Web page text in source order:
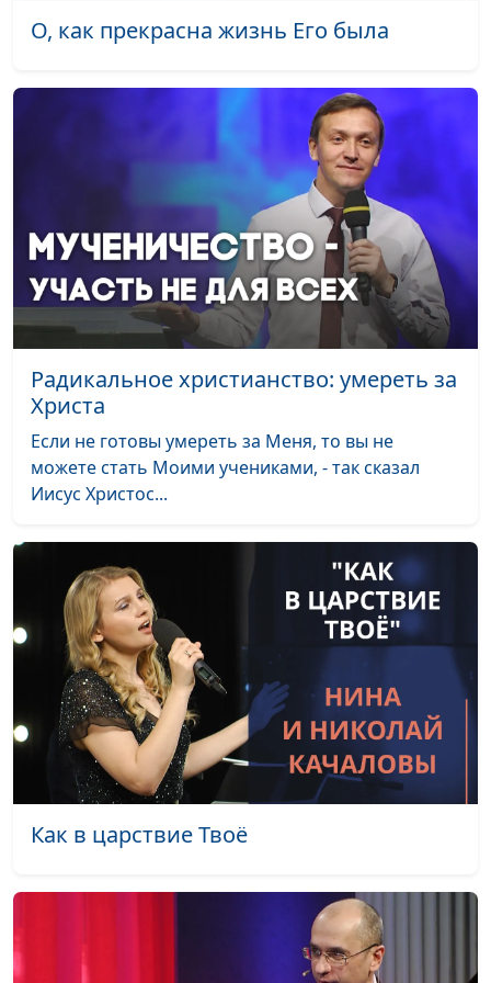
свое предназначение
Кунцевич,
самостоятельность и
возраст крещения
Юлия Уткина, Николай
Кунцевич,
священнослужитель и
Елена Варнавская
Рождение Христа -
значение для нас
сегодня
Юлия Уткина, Николай
Кунцевич,
священнослужитель и
#5
Иоанн Предтеча. Мир
людей с Богом
священнослужитель и
Елена Варнавская
дает нам сегодня
(вторая часть)
священнослужитель и
Елена Варнавская
Богородица, что она
дает нам сегодня
(первая часть)
Юлия Уткина, Николай
священнослужитель и
Елена Варнавская
#2
Бог говорит с
человеком?
Юлия Уткина, Николай
Кунцевич,
священнослужитель и
#1
О, как прекрасна жизнь Его была
Радикальное христианство: умереть за
Христа
Если не готовы умереть за Меня, то вы не
можете стать Моими учениками, - так сказал
Иисус Христос...
Как в царствие Твоё